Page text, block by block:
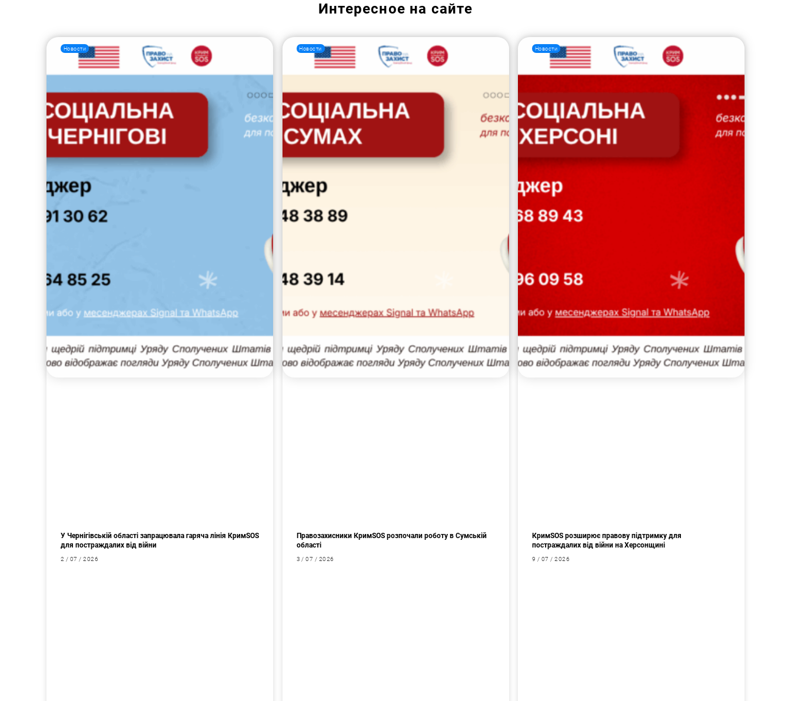
Интересное на сайте
Новости
У Чернігівській області запрацювала гаряча лінія КримSOS
для постраждалих від війни
2 / 07 / 2026
Новости
Правозахисники КримSOS розпочали роботу в Сумській
області
3 / 07 / 2026
Новости
КримSOS розширює правову підтримку для
постраждалих від війни на Херсонщині
9 / 07 / 2026